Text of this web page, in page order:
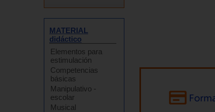
MATERIAL
didáctico
Elementos para
estimulación
Competencias
básicas
Manipulativo -
escolar
Musical